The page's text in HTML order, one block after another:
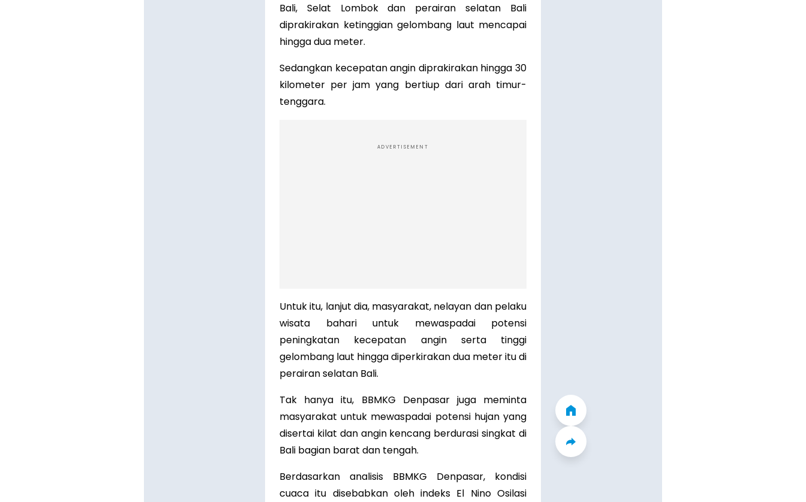
Bali, Selat Lombok dan perairan selatan Bali
diprakirakan ketinggian gelombang laut mencapai
hingga dua meter.
Sedangkan kecepatan angin diprakirakan hingga 30
kilometer per jam yang bertiup dari arah timur-
tenggara.
ADVERTISEMENT
Untuk itu, lanjut dia, masyarakat, nelayan dan pelaku
wisata bahari untuk mewaspadai potensi
peningkatan kecepatan angin serta tinggi
gelombang laut hingga diperkirakan dua meter itu di
perairan selatan Bali.
Tak hanya itu, BBMKG Denpasar juga meminta
masyarakat untuk mewaspadai potensi hujan yang
disertai kilat dan angin kencang berdurasi singkat di
Bali bagian barat dan tengah.
Berdasarkan analisis BBMKG Denpasar, kondisi
cuaca itu disebabkan oleh indeks El Nino Osilasi